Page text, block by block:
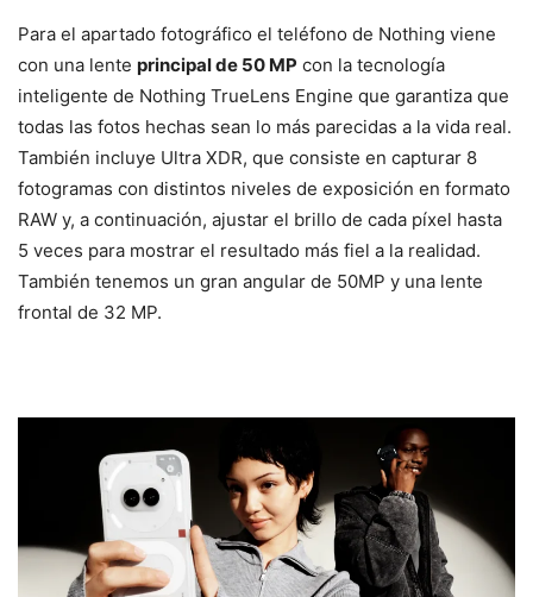
Para el apartado fotográfico el teléfono de Nothing viene
con una lente principal de 50 MP con la tecnología
inteligente de Nothing TrueLens Engine que garantiza que
todas las fotos hechas sean lo más parecidas a la vida real.
También incluye Ultra XDR, que consiste en capturar 8
fotogramas con distintos niveles de exposición en formato
RAW y, a continuación, ajustar el brillo de cada píxel hasta
5 veces para mostrar el resultado más fiel a la realidad.
También tenemos un gran angular de 50MP y una lente
frontal de 32 MP.